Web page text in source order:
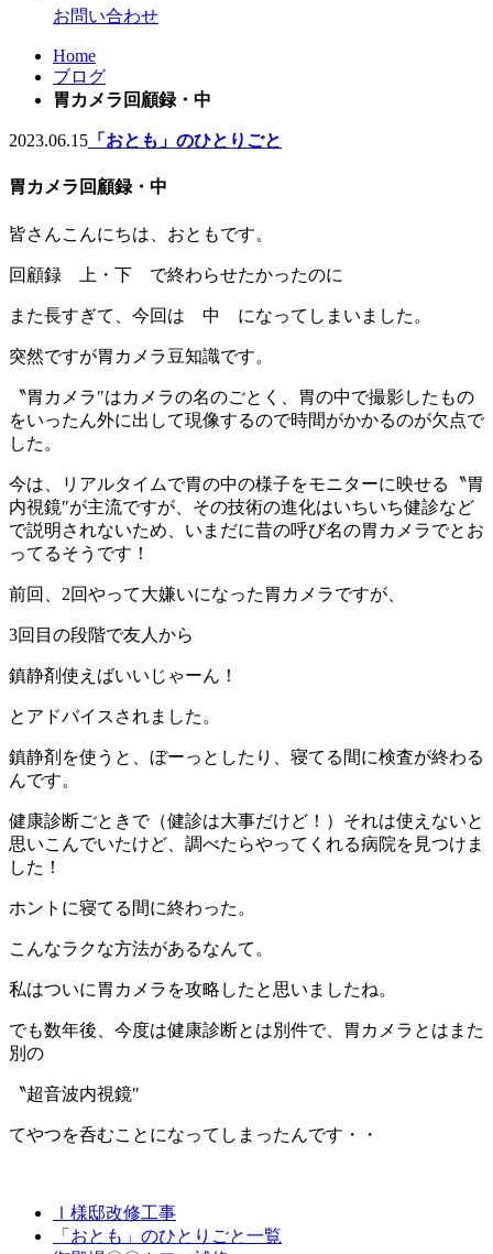
お問い合わせ
Home
ブログ
胃カメラ回顧録・中
2023.06.15 「おとも」のひとりごと
胃カメラ回顧録・中
皆さんこんにちは、おともです。
回顧録 上・下 で終わらせたかったのに
また長すぎて、今回は 中 になってしまいました。
突然ですが胃カメラ豆知識です。
〝胃カメラ″はカメラの名のごとく、胃の中で撮影したもの
をいったん外に出して現像するので時間がかかるのが欠点で
した。
今は、リアルタイムで胃の中の様子をモニターに映せる〝胃
内視鏡″が主流ですが、その技術の進化はいちいち健診など
で説明されないため、いまだに昔の呼び名の胃カメラでとお
ってるそうです！
前回、2回やって大嫌いになった胃カメラですが、
3回目の段階で友人から
鎮静剤使えばいいじゃーん！
とアドバイスされました。
鎮静剤を使うと、ぼーっとしたり、寝てる間に検査が終わる
んです。
健康診断ごときで（健診は大事だけど！）それは使えないと
思いこんでいたけど、調べたらやってくれる病院を見つけま
した！
ホントに寝てる間に終わった。
こんなラクな方法があるなんて。
私はついに胃カメラを攻略したと思いましたね。
でも数年後、今度は健康診断とは別件で、胃カメラとはまた
別の
〝超音波内視鏡″
てやつを呑むことになってしまったんです・・
Ⅰ様邸改修工事
「おとも」のひとりごと一覧